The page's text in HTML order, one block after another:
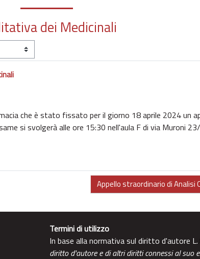
dei Medicinali
che è stato fissato per il giorno 18 aprile 2024 un
si svolgerà alle ore 15:30 nell'aula F di via Muroni
Appello straordinario di Analisi
Termini di utilizzo
In base alla normativa sul diritto d'autore
diritto d'autore e di altri diritti connessi al suo